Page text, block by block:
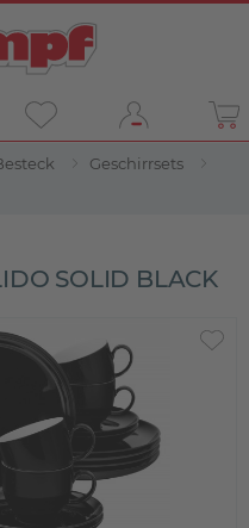
Geschirrsets
SOLID BLACK